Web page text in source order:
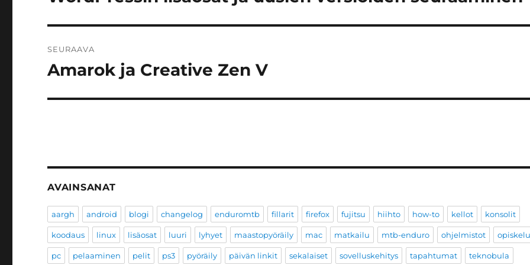
SEURAAVA
Seuraava
Amarok ja Creative Zen V
AVAINSANAT
aargh android blogi changelog enduromtb fillarit firefox fujitsu hiihto how-to kellot konsolit
koodaus linux lisäosat luuri lyhyet maastopyöräily mac matkailu mtb-enduro ohjelmistot
pc pelaaminen pelit ps3 pyöräily päivän linkit sekalaiset sovelluskehitys tapahtumat teknobula